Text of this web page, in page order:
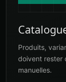
Produits,
doivent rester
manuelles.